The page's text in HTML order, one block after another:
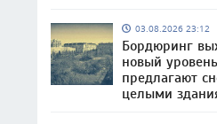
03.08.2026 23:12
Бордюринг
новый
предлагают
целыми